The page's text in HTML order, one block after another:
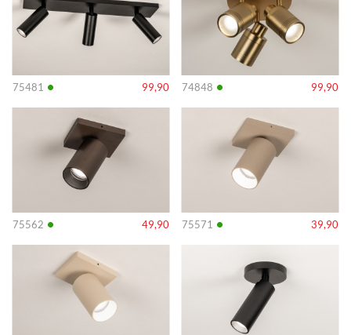
75481 • 99,90 74848 • 99,90
75562 • 49,90
Info
75571 • 39,90
Info
Info